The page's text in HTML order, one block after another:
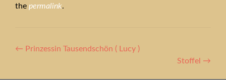
the permalink.
Artikel-
← Prinzessin Tausendschön ( Lucy )
Stoffel →